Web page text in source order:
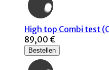
High top Combi test
89,00 €
Bestellen